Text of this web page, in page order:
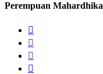
Perempuan Mahardhika